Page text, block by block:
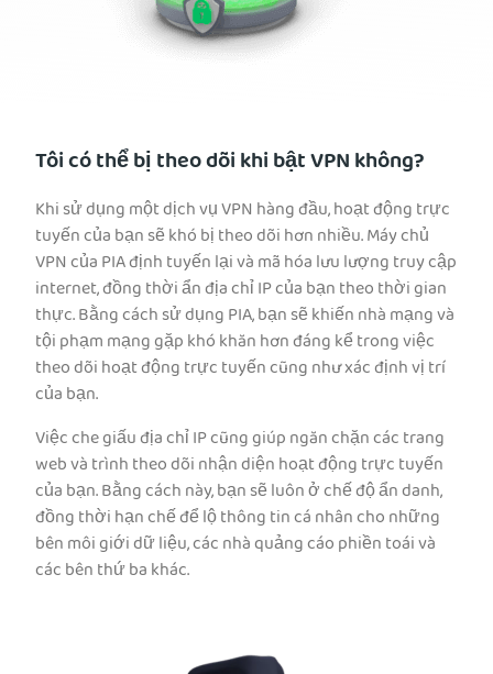
Tôi có thể bị theo dõi khi bật VPN không?
Khi sử dụng một dịch vụ VPN hàng đầu, hoạt động trực
tuyến của bạn sẽ khó bị theo dõi hơn nhiều. Máy chủ
VPN của PIA định tuyến lại và mã hóa lưu lượng truy cập
internet, đồng thời ẩn địa chỉ IP của bạn theo thời gian
thực. Bằng cách sử dụng PIA, bạn sẽ khiến nhà mạng và
tội phạm mạng gặp khó khăn hơn đáng kể trong việc
theo dõi hoạt động trực tuyến cũng như xác định vị trí
của bạn.
Việc che giấu địa chỉ IP cũng giúp ngăn chặn các trang
web và trình theo dõi nhận diện hoạt động trực tuyến
của bạn. Bằng cách này, bạn sẽ luôn ở chế độ ẩn danh,
đồng thời hạn chế để lộ thông tin cá nhân cho những
bên môi giới dữ liệu, các nhà quảng cáo phiền toái và
các bên thứ ba khác.